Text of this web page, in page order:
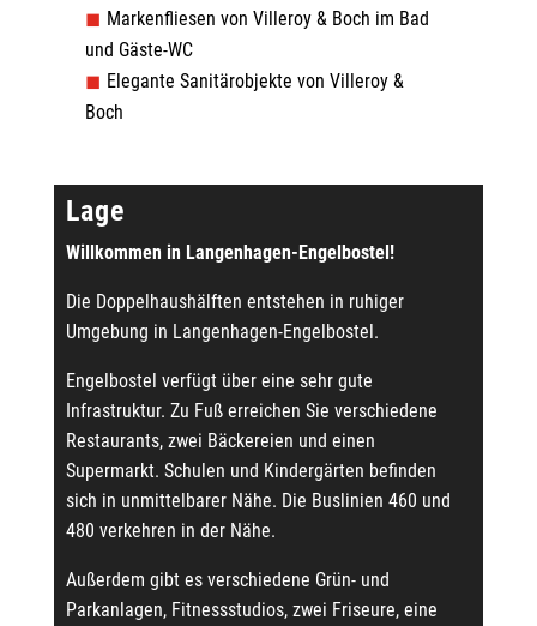
Markenfliesen von Villeroy & Boch im Bad
und Gäste-WC
Elegante Sanitärobjekte von Villeroy &
Boch
Lage
Willkommen in Langenhagen-Engelbostel!
Die Doppelhaushälften entstehen in ruhiger
Umgebung in Langenhagen-Engelbostel.
Engelbostel verfügt über eine sehr gute
Infrastruktur. Zu Fuß erreichen Sie verschiedene
Restaurants, zwei Bäckereien und einen
Supermarkt. Schulen und Kindergärten befinden
sich in unmittelbarer Nähe. Die Buslinien 460 und
480 verkehren in der Nähe.
Außerdem gibt es verschiedene Grün- und
Parkanlagen, Fitnessstudios, zwei Friseure, eine